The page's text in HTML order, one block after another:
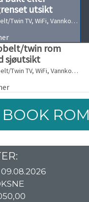
utsikt
Dobbelt/Twin TV, WiFi, Vannkoker, Kjøleskap
twin rom
sjøutsikt
Dobbelt/Twin TV, WiFi, Vannkoker, Kjøleskap
BOOK ROM